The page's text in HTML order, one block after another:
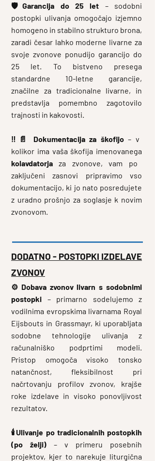
🛡️Garancija do 25 let – sodobni
postopki ulivanja omogočajo izjemno
homogeno in stabilno strukturo brona,
zaradi česar lahko moderne livarne za
svoje zvonove ponudijo garancijo do
25 let. To bistveno presega
standardne 10-letne garancije,
značilne za tradicionalne livarne, in
predstavlja pomembno zagotovilo
trajnosti in kakovosti.
‼️📄 Dokumentacija za škofijo– v
kolikor ima vaša škofija imenovanega
kolavdatorja za zvonove, vam po
zaključeni zasnovi pripravimo vso
dokumentacijo, ki jo nato posredujete
z uradno prošnjo za soglasje k novim
zvonovom.
DODATNO - POSTOPKI IZDELAVE
ZVONOV
⚙️ Dobava zvonov livarn s sodobnimi
postopki – primarno sodelujemo z
vodilnima evropskima livarnama Royal
Eijsbouts in Grassmayr, ki uporabljata
sodobne tehnologije ulivanja z
računalniško podprtimi modeli.
Pristop omogoča visoko tonsko
natančnost, fleksibilnost pri
načrtovanju profilov zvonov, krajše
roke izdelave in visoko ponovljivost
rezultatov.
🕯️Ulivanje po tradicionalnih postopkih
(po želji)
– v primeru posebnih
projektov, kjer to narekuje liturgična